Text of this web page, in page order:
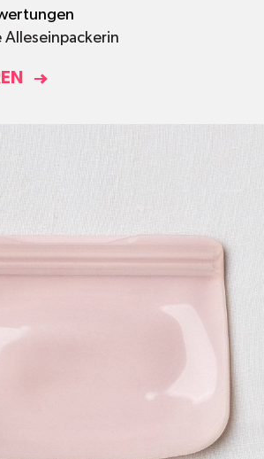
Alleseinpackerin